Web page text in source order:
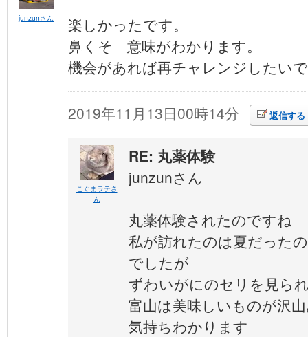
junzunさん
楽しかったです。
鼻くそ 意味がわかります。
機会があれば再チャレンジしたい
2019年11月13日00時14分 返信する
こぐまラテさ
ん
RE: 丸薬体験
junzunさん
丸薬体験されたのですね
私が訪れたのは夏だった
でしたが
ずわいがにのセリを見ら
富山は美味しいものが沢
気持ちわかります